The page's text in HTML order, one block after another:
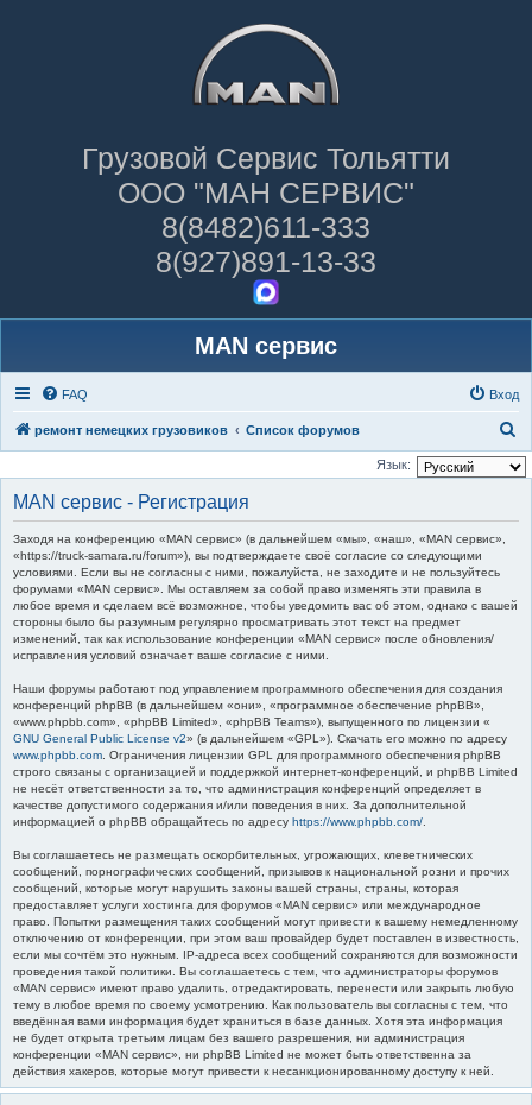
Грузовой Сервис Тольятти
ООО "МАН СЕРВИС"
8(8482)611-333
8(927)891-13-33
MAN сервис
FAQ Вход
ремонт немецких грузовиков Список форумов
о
Язык:
MAN сервис - Регистрация
Заходя на конференцию «MAN сервис» (в дальнейшем «мы», «наш», «MAN сервис»,
«https://truck-samara.ru/forum»), вы подтверждаете своё согласие со следующими
условиями. Если вы не согласны с ними, пожалуйста, не заходите и не пользуйтесь
форумами «MAN сервис». Мы оставляем за собой право изменять эти правила в
любое время и сделаем всё возможное, чтобы уведомить вас об этом, однако с вашей
стороны было бы разумным регулярно просматривать этот текст на предмет
изменений, так как использование конференции «MAN сервис» после обновления/
исправления условий означает ваше согласие с ними.
Наши форумы работают под управлением программного обеспечения для создания
конференций phpBB (в дальнейшем «они», «программное обеспечение phpBB»,
«www.phpbb.com», «phpBB Limited», «phpBB Teams»), выпущенного по лицензии «
GNU General Public License v2» (в дальнейшем «GPL»). Скачать его можно по адресу
www.phpbb.com . Ограничения лицензии GPL для программного обеспечения phpBB
строго связаны с организацией и поддержкой интернет-конференций, и phpBB Limited
не несёт ответственности за то, что администрация конференций определяет в
качестве допустимого содержания и/или поведения в них. За дополнительной
информацией о phpBB обращайтесь по адресу https://www.phpbb.com/
Вы соглашаетесь не размещать оскорбительных, угрожающих, клеветнических
сообщений, порнографических сообщений, призывов к национальной розни и прочих
сообщений, которые могут нарушить законы вашей страны, страны, которая
предоставляет услуги хостинга для форумов «MAN сервис» или международное
право. Попытки размещения таких сообщений могут привести к вашему немедленному
отключению от конференции, при этом ваш провайдер будет поставлен в известность,
если мы сочтём это нужным. IP-адреса всех сообщений сохраняются для возможности
проведения такой политики. Вы соглашаетесь с тем, что администраторы форумов
«MAN сервис» имеют право удалить, отредактировать, перенести или закрыть любую
тему в любое время по своему усмотрению. Как пользователь вы согласны с тем, что
введённая вами информация будет храниться в базе данных. Хотя эта информация
не будет открыта третьим лицам без вашего разрешения, ни администрация
конференции «MAN сервис», ни phpBB Limited не может быть ответственна за
действия хакеров, которые могут привести к несанкционированному доступу к ней.